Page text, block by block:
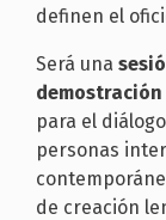
definen el
Será una
para el
personas
de creación